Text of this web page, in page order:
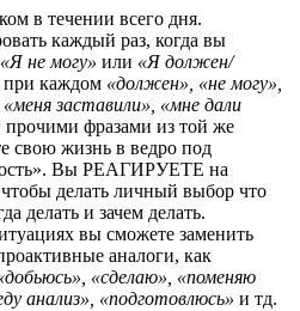
в течении всего дня.
каждый раз, когда вы
«Я не могу» или «Я должен/
при каждом «должен», «не могу»,
заставили», «мне дали
прочими фразами из той же
свою жизнь в ведро под
Вы РЕАГИРУЕТЕ на
делать личный выбор что
делать и зачем делать.
вы сможете заменить
аналоги, как
«сделаю», «поменяю
анализ», «подготовлюсь» и тд.